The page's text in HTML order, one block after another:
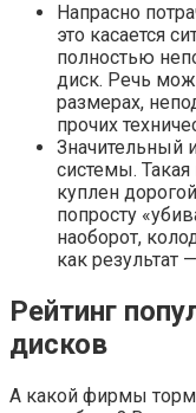
Напрасно
это касается
полностью
диск. Речь
размерах,
прочих
Значительный
системы.
куплен
попросту
наоборот,
как результат
Рейтинг
дисков
А какой фирмы